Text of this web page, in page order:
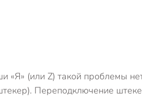
«Я» (или Z) такой проблемы
Переподключение